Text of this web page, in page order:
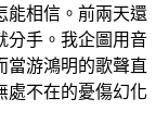
能相信。前兩天還
分手。我企圖用音
當游鴻明的歌聲直
處不在的憂傷幻化